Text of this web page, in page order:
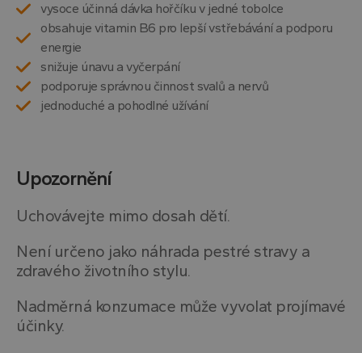
vysoce účinná dávka hořčíku v jedné tobolce
obsahuje vitamin B6 pro lepší vstřebávání a podporu
energie
snižuje únavu a vyčerpání
podporuje správnou činnost svalů a nervů
jednoduché a pohodlné užívání
Upozornění
Uchovávejte mimo dosah dětí.
Není určeno jako náhrada pestré stravy a
zdravého životního stylu.
Nadměrná konzumace může vyvolat projímavé
účinky.